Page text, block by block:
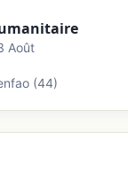
Août
(44)